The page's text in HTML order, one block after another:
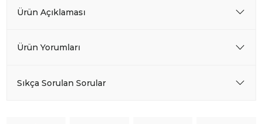
Ürün Açıklaması
Ürün Yorumları
Sıkça Sorulan Sorular